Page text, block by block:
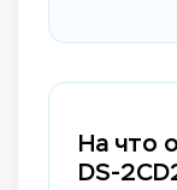
На что
DS-